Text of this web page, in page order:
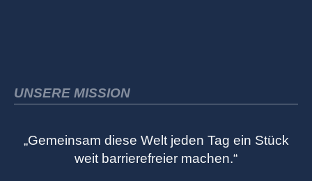
UNSERE MISSION
„Gemeinsam diese Welt jeden Tag ein Stück
weit barrierefreier machen.“